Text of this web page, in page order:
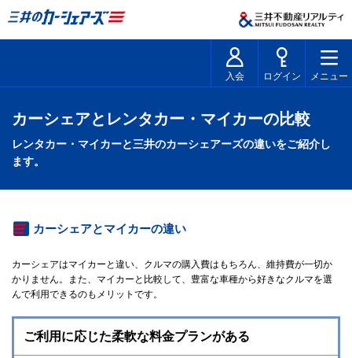
入会 ログイン メニュー
カーシェアとレンタカー・マイカーの比較
レンタカー・マイカーと三井のカーシェアーズの違いをご紹介し
ます。
カーシェアとマイカーの違い
カーシェアはマイカーと違い、クルマの購入費はもちろん、維持費が一切か
かりません。また、マイカーと比較して、豊富な車種から好きなクルマを選
んで利用できるのもメリットです。
ご利用に応じた柔軟な料金プランがある